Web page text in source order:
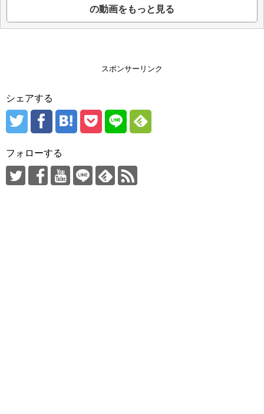
の動画をもっと見る
スポンサーリンク
シェアする
フォローする